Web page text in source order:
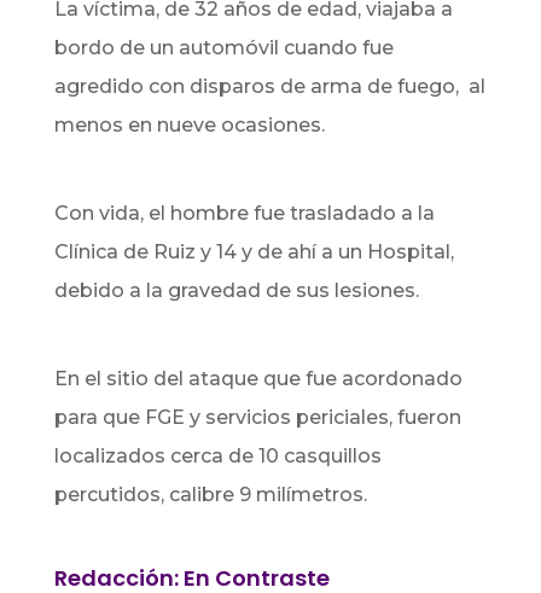
La víctima, de 32 años de edad, viajaba a
bordo de un automóvil cuando fue
agredido con disparos de arma de fuego, al
menos en nueve ocasiones.
Con vida, el hombre fue trasladado a la
Clínica de Ruiz y 14 y de ahí a un Hospital,
debido a la gravedad de sus lesiones.
En el sitio del ataque que fue acordonado
para que FGE y servicios periciales, fueron
localizados cerca de 10 casquillos
percutidos, calibre 9 milímetros.
Redacción: En Contraste